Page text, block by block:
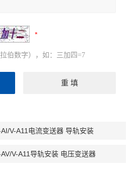
伯数字），如：三加四=7
V-A11电流变送器 导轨安装
V-A11导轨安装 电压变送器